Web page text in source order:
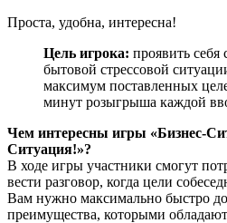
Проста, удобна, интересна!
Цель игрока: проявить
бытовой стрессовой
максимум поставленных
минут розыгрыша каждой
Чем интересны игры «Бизнес-
Ситуация!»?
В ходе игры участники смогут
вести разговор, когда цели
Вам нужно максимально быстро
преимущества, которыми